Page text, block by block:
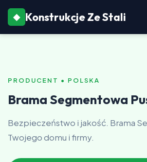
◆ Konstrukcje Ze Stali
PRODUCENT • POLSKA
Brama Segmentowa
Bezpieczeństwo i jakość. Brama
Twojego domu i firmy.